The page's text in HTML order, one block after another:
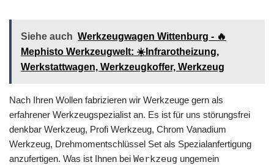
Siehe auch Werkzeugwagen Wittenburg - 🔥
Mephisto Werkzeugwelt: ☀️Infrarotheizung,
Werkstattwagen, Werkzeugkoffer, Werkzeug
Nach Ihren Wollen fabrizieren wir Werkzeuge gern als
erfahrener Werkzeugspezialist an. Es ist für uns störungsfrei
denkbar Werkzeug, Profi Werkzeug, Chrom Vanadium
Werkzeug, Drehmomentschlüssel Set als Spezialanfertigung
anzufertigen. Was ist Ihnen bei Werkzeug ungemein